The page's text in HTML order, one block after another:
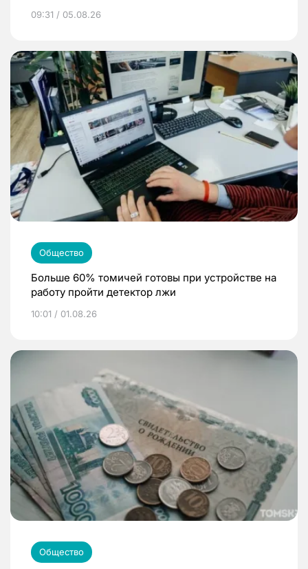
09:31 / 05.08.26
Общество
Больше 60% томичей готовы при устройстве на
работу пройти детектор лжи
10:01 / 01.08.26
Общество